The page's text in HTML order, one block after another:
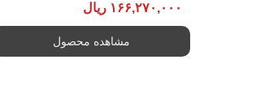
۱۶۶,۲۷۰,۰۰۰ ریال
مشاهده محصول